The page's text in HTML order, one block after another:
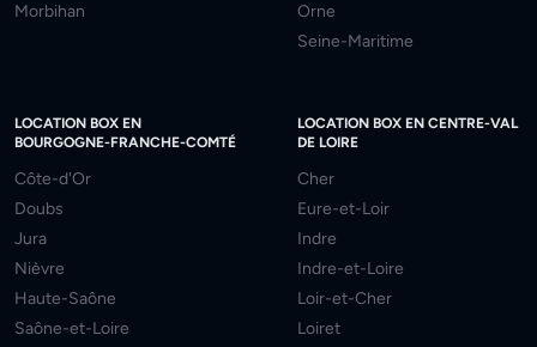
Morbihan
Orne
Seine-Maritime
LOCATION BOX EN
BOURGOGNE-FRANCHE-COMTÉ
Côte-d'Or
Doubs
Jura
Nièvre
Haute-Saône
Saône-et-Loire
LOCATION BOX EN CENTRE-VAL
DE LOIRE
Cher
Eure-et-Loir
Indre
Indre-et-Loire
Loir-et-Cher
Loiret